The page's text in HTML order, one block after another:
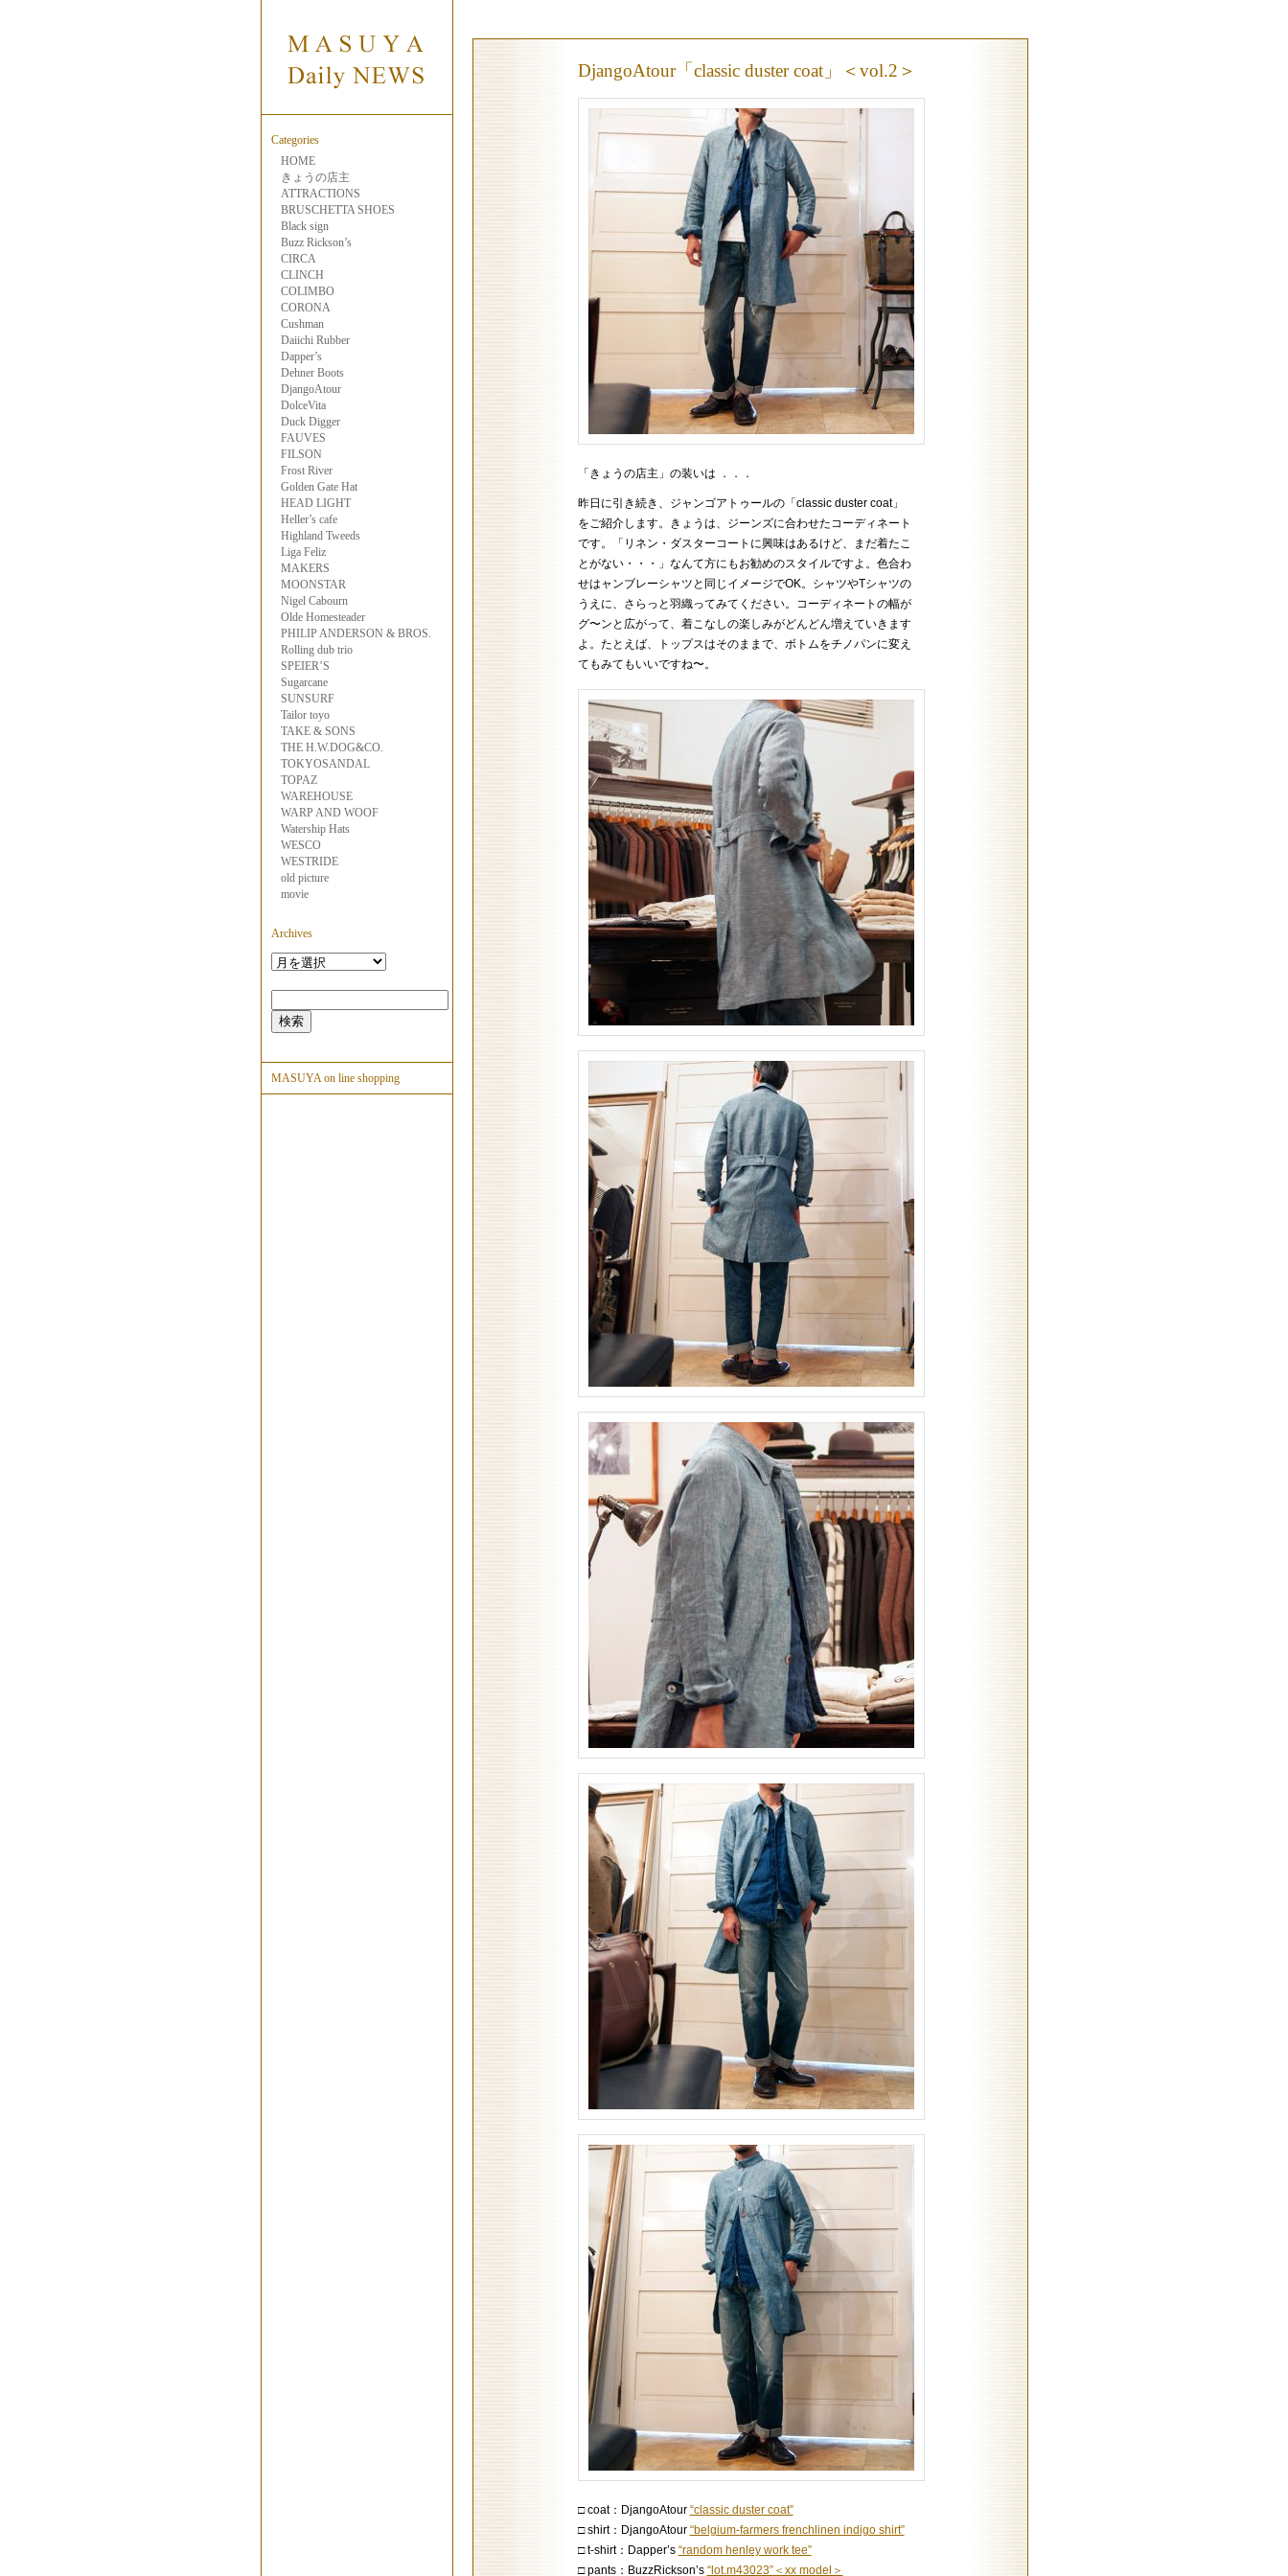
Categories
HOME
きょうの店主
ATTRACTIONS
BRUSCHETTA SHOES
Black sign
Buzz Rickson’s
CIRCA
CLINCH
COLIMBO
CORONA
Cushman
Daiichi Rubber
Dapper’s
Dehner Boots
DjangoAtour
DolceVita
Duck Digger
FAUVES
FILSON
Frost River
Golden Gate Hat
HEAD LIGHT
Heller’s cafe
Highland Tweeds
Liga Feliz
MAKERS
MOONSTAR
Nigel Cabourn
Olde Homesteader
PHILIP ANDERSON & BROS.
Rolling dub trio
SPEIER’S
Sugarcane
SUNSURF
Tailor toyo
TAKE & SONS
THE H.W.DOG&CO.
TOKYOSANDAL
TOPAZ
WAREHOUSE
WARP AND WOOF
Watership Hats
WESCO
WESTRIDE
old picture
movie
Archives
MASUYA on line shopping
DjangoAtour「classic duster coat」＜vol.2＞
「きょうの店主」の装いは ．．．
昨日に引き続き、ジャンゴアトゥールの「classic duster coat」
をご紹介します。きょうは、ジーンズに合わせたコーディネート
です。「リネン・ダスターコートに興味はあるけど、まだ着たこ
とがない・・・」なんて方にもお勧めのスタイルですよ。色合わ
せはャンブレーシャツと同じイメージでOK。シャツやTシャツの
うえに、さらっと羽織ってみてください。コーディネートの幅が
グ〜ンと広がって、着こなしの楽しみがどんどん増えていきます
よ。たとえば、トップスはそのままで、ボトムをチノパンに変え
てもみてもいいですね〜。
□ coat：DjangoAtour “classic duster coat”
□ shirt：DjangoAtour “belgium-farmers frenchlinen indigo shirt”
□ t-shirt：Dapper’s “random henley work tee”
□ pants：BuzzRickson’s “lot.m43023”＜xx model＞